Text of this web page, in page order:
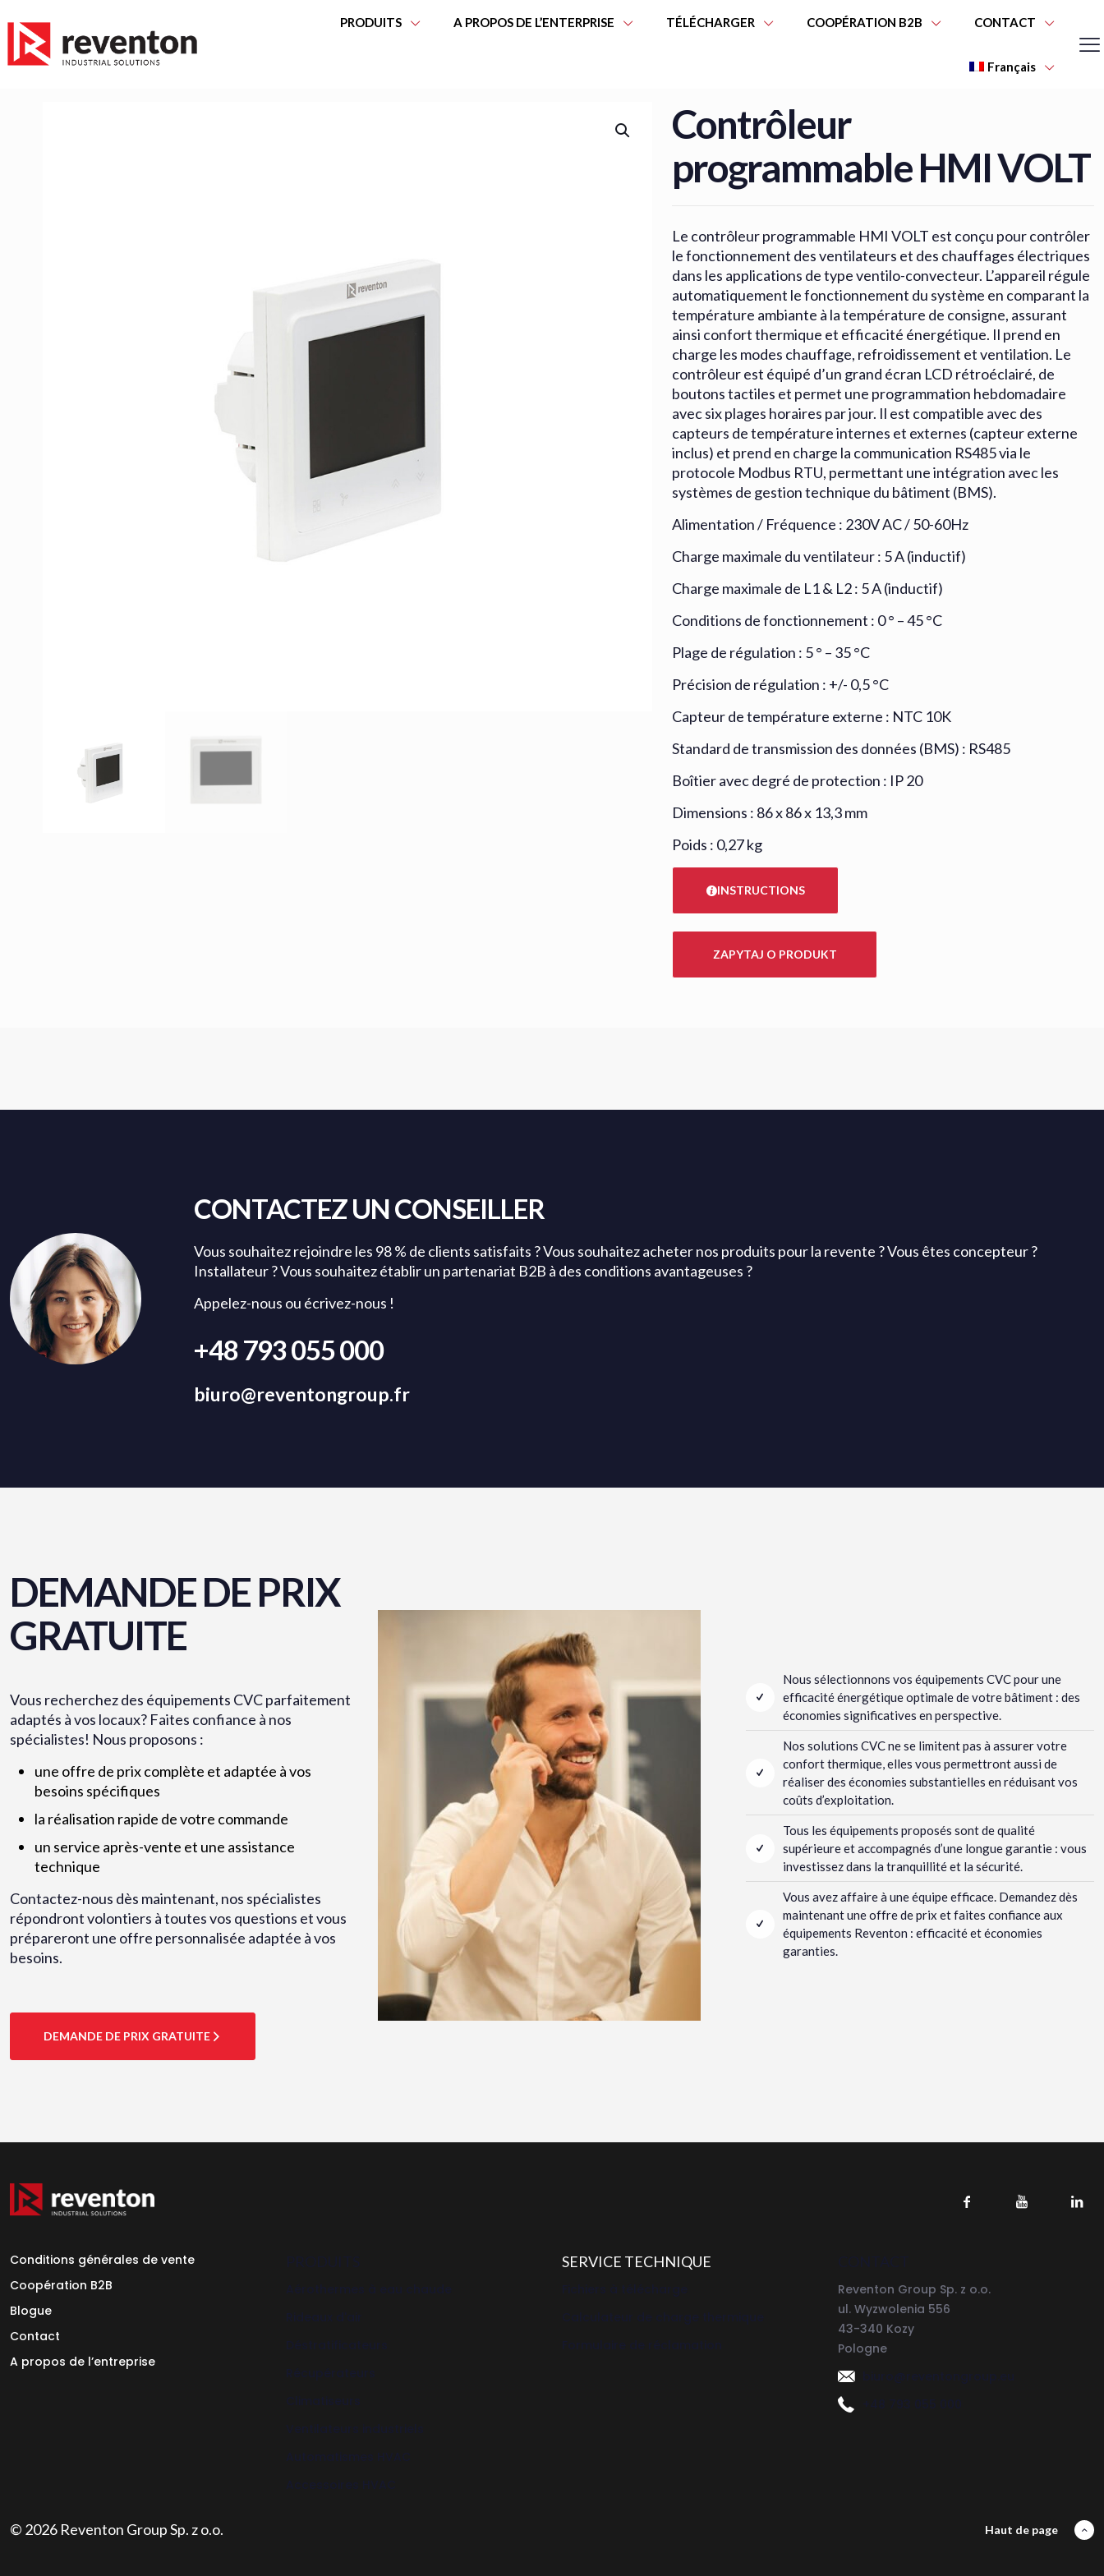
PRODUITS A PROPOS DE L’ENTERPRISE TÉLÉCHARGER COOPÉRATION B2B CONTACT
Français
Contrôleur
programmable HMI VOLT
Le contrôleur programmable HMI VOLT est conçu pour contrôler
le fonctionnement des ventilateurs et des chauffages électriques
dans les applications de type ventilo-convecteur. L’appareil régule
automatiquement le fonctionnement du système en comparant la
température ambiante à la température de consigne, assurant
ainsi confort thermique et efficacité énergétique. Il prend en
charge les modes chauffage, refroidissement et ventilation. Le
contrôleur est équipé d’un grand écran LCD rétroéclairé, de
boutons tactiles et permet une programmation hebdomadaire
avec six plages horaires par jour. Il est compatible avec des
capteurs de température internes et externes (capteur externe
inclus) et prend en charge la communication RS485 via le
protocole Modbus RTU, permettant une intégration avec les
systèmes de gestion technique du bâtiment (BMS).
Alimentation / Fréquence : 230V AC / 50-60Hz
Charge maximale du ventilateur : 5 A (inductif)
Charge maximale de L1 & L2 : 5 A (inductif)
Conditions de fonctionnement : 0 ° – 45 °C
Plage de régulation : 5 ° – 35 °C
Précision de régulation : +/- 0,5 °C
Capteur de température externe : NTC 10K
Standard de transmission des données (BMS) : RS485
Boîtier avec degré de protection : IP 20
Dimensions : 86 x 86 x 13,3 mm
Poids : 0,27 kg
INSTRUCTIONS
ZAPYTAJ O PRODUKT
CONTACTEZ UN CONSEILLER
Vous souhaitez rejoindre les 98 % de clients satisfaits ? Vous souhaitez acheter nos produits pour la revente ? Vous êtes concepteur ?
Installateur ? Vous souhaitez établir un partenariat B2B à des conditions avantageuses ?
Appelez-nous ou écrivez-nous !
+48 793 055 000
biuro@reventongroup.fr
DEMANDE DE PRIX
GRATUITE
Vous recherchez des équipements CVC parfaitement
adaptés à vos locaux? Faites confiance à nos
spécialistes! Nous proposons :
une offre de prix complète et adaptée à vos
besoins spécifiques
la réalisation rapide de votre commande
un service après-vente et une assistance
technique
Contactez-nous dès maintenant, nos spécialistes
répondront volontiers à toutes vos questions et vous
prépareront une offre personnalisée adaptée à vos
besoins.
DEMANDE DE PRIX GRATUITE
Nous sélectionnons vos équipements CVC pour une
efficacité énergétique optimale de votre bâtiment : des
économies significatives en perspective.
Nos solutions CVC ne se limitent pas à assurer votre
confort thermique, elles vous permettront aussi de
réaliser des économies substantielles en réduisant vos
coûts d’exploitation.
Tous les équipements proposés sont de qualité
supérieure et accompagnés d’une longue garantie : vous
investissez dans la tranquillité et la sécurité.
Vous avez affaire à une équipe efficace. Demandez dès
maintenant une offre de prix et faites confiance aux
équipements Reventon : efficacité et économies
garanties.
Conditions générales de vente
Coopération B2B
Blogue
Contact
A propos de l’entreprise
SERVICE TECHNIQUE
Reventon Group Sp. z o.o.
ul. Wyzwolenia 556
43-340 Kozy
Pologne
© 2026 Reventon Group Sp. z o.o. Haut de page